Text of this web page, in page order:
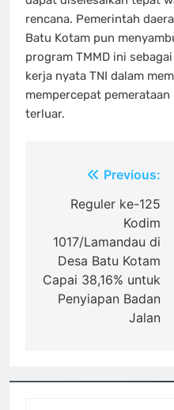
rencana. Pemerintah
Batu Kotam pun
program TMMD ini
kerja nyata TNI dalam
mempercepat
terluar.
Navigasi
pos
Previous:
Reguler ke-125
Kodim
1017/Lamandau di
Desa Batu Kotam
Capai 38,16% untuk
Penyiapan Badan
Jalan